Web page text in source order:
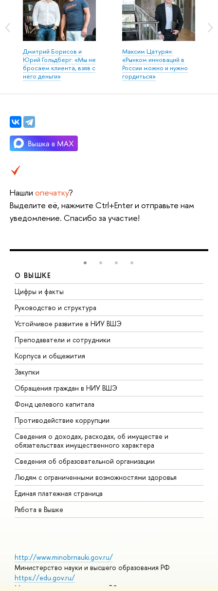
Дмитрий Борисов и
Юрий Гольдберг: «Мы не
бросаем клиента, взяв с
него деньги»
Максим Цатурян:
«Рынком инноваций в
России можно и нужно
гордиться»
Нашли опечатку?
Выделите её, нажмите Ctrl+Enter и отправьте нам
уведомление. Спасибо за участие!
О ВЫШКЕ
Цифры и факты
Руководство и структура
Устойчивое развитие в НИУ ВШЭ
Преподаватели и сотрудники
Корпуса и общежития
Закупки
Обращения граждан в НИУ ВШЭ
Фонд целевого капитала
Противодействие коррупции
Сведения о доходах, расходах, об имуществе и
обязательствах имущественного характера
Сведения об образовательной организации
Людям с ограниченными возможностями здоровья
Единая платежная страница
Работа в Вышке
http://www.minobrnauki.gov.ru/
Министерство науки и высшего образования РФ
https://edu.gov.ru/
Министерство просвещения РФ